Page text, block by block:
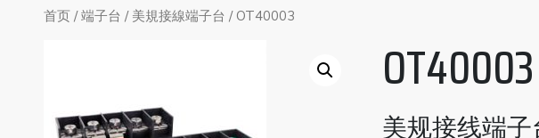
首页 /端子台 / 美規接線端子台 / OT40003
OT40003
美规接线端子